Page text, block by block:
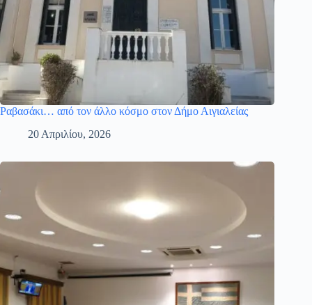
Ραβασάκι… από τον άλλο κόσμο στον Δήμο Αιγιαλείας
20 Απριλίου, 2026